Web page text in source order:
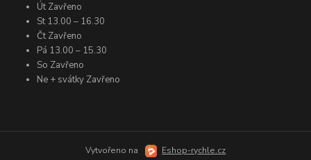
Út Zavřeno
St 13.00 – 16.30
Čt Zavřeno
Pá 13.00 – 15.30
So Zavřeno
Ne + svátky Zavřeno
Vytvořeno na Eshop-rychle.cz